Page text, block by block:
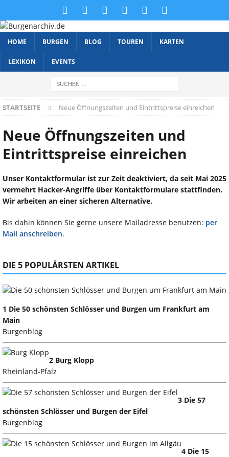
HOME BURGEN BLOG TOUREN KARTEN
LEXIKON EVENTS
STARTSEITE Neue Öffnungszeiten und Eintrittspreise einreichen
Neue Öffnungszeiten und
Eintrittspreise einreichen
Unser Kontaktformular ist zur Zeit deaktiviert, da seit Mai 2025
vermehrt Hacker-Angriffe über Kontaktformulare stattfinden.
Wir arbeiten an einer sicheren Alternative.
Bis dahin können Sie gerne unsere Mailadresse benutzen: per
Mail anschreiben.
DIE 5 POPULÄRSTEN ARTIKEL
1 Die 50 schönsten Schlösser und Burgen um Frankfurt am
Main
Burgenblog
2 Burg Klopp
Rheinland-Pfalz
3 Die 57
schönsten Schlösser und Burgen der Eifel
Burgenblog
4 Die 15